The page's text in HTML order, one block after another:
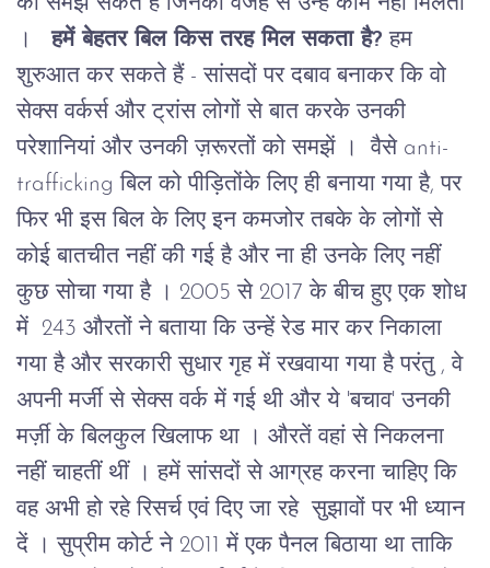
।
हमें बेहतर बिल किस तरह मिल सकता है? हम
शुरुआत कर सकते हैं - सांसदों पर दबाव बनाकर कि वो
सेक्स वर्कर्स और ट्रांस लोगों से बात करके उनकी
परेशानियां और उनकी ज़रूरतों को समझें । वैसे anti-
trafficking बिल को पीड़ितोंके लिए ही बनाया गया है, पर
फिर भी इस बिल के लिए इन कमजोर तबके के लोगों से
कोई बातचीत नहीं की गई है और ना ही उनके लिए नहीं
कुछ सोचा गया है । 2005 से 2017 के बीच हुए एक शोध
में 243 औरतों ने बताया कि उन्हें रेड मार कर निकाला
गया है और सरकारी सुधार गृह में रखवाया गया है परंतु , वे
अपनी मर्जी से सेक्स वर्क में गई थी और ये 'बचाव' उनकी
मर्ज़ी के बिलकुल खिलाफ था । औरतें वहां से निकलना
नहीं चाहतीं थीं ।हमें सांसदों से आग्रह करना चाहिए कि
वह अभी हो रहे रिसर्च एवं दिए जा रहे सुझावों पर भी ध्यान
दें । सुप्रीम कोर्ट ने 2011 में एक पैनल बिठाया था ताकि